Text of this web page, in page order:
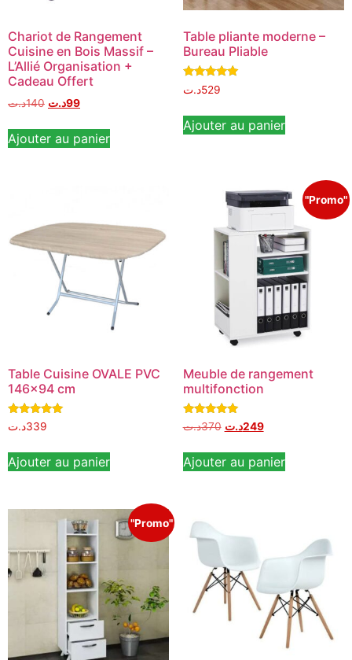
Chariot de Rangement
Cuisine en Bois Massif –
L’Allié Organisation +
Cadeau Offert
140د.ت 99د.ت
Ajouter au panier
Table pliante moderne –
Bureau Pliable
Note
5.00
529د.ت
Ajouter au panier
Table Cuisine OVALE PVC
146×94 cm
Note
5.00
339د.ت
Ajouter au panier
"Promo"
Meuble de rangement
multifonction
Note
5.00
370د.ت 249د.ت
Ajouter au panier
"Promo"